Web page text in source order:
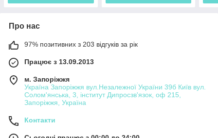
Про нас
97% позитивних з 203 відгуків за рік
Працює з 13.09.2013
м. Запоріжжя
Україна Запоріжжя вул.Незалежної України 39б Київ вул.
Солом'янська, 3, інститут Дипросзв'язок, оф 215,
Запоріжжя, Україна
Контакти